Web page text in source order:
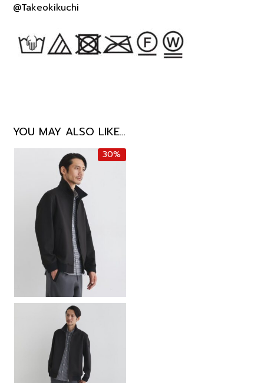
@Takeokikuchi
YOU MAY ALSO LIKE…
30%